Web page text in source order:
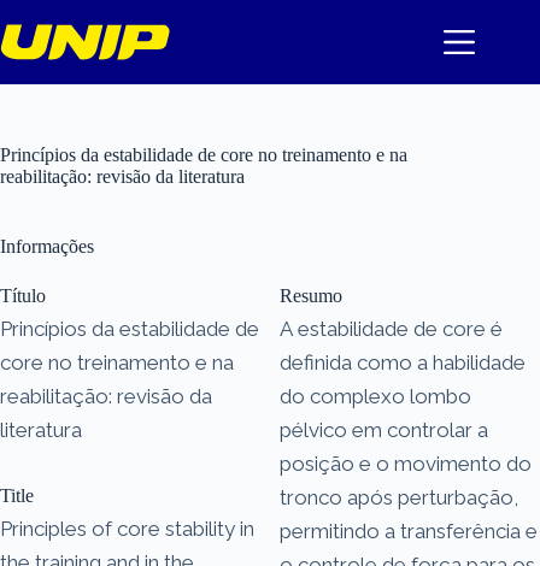
para
o
Princípios da estabilidade de core no treinamento e na
reabilitação: revisão da literatura
Informações
Título
Princípios da estabilidade de
core no treinamento e na
reabilitação: revisão da
literatura
Title
Principles of core stability in
Resumo
A estabilidade de core é
definida como a habilidade
do complexo lombo
pélvico em controlar a
posição e o movimento do
tronco após perturbação,
permitindo a transferência e